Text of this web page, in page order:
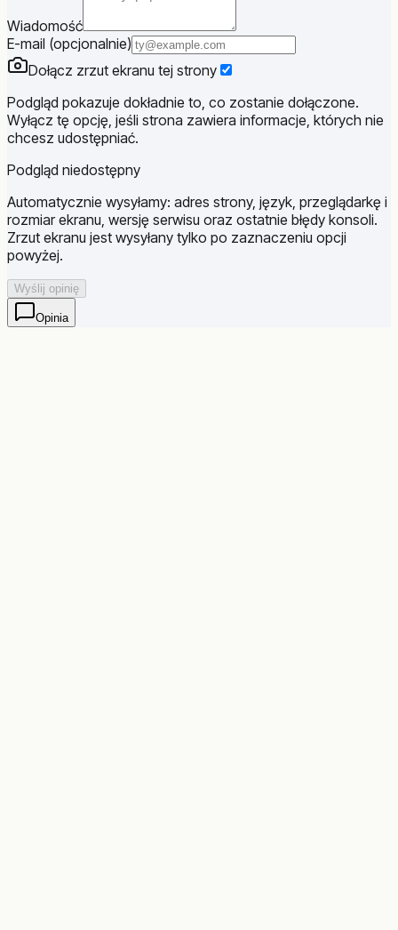
Wiadomość
E-mail (opcjonalnie)
Dołącz zrzut ekranu tej strony
Podgląd pokazuje dokładnie to, co zostanie dołączone.
Wyłącz tę opcję, jeśli strona zawiera informacje, których nie
chcesz udostępniać.
Podgląd niedostępny
Automatycznie wysyłamy: adres strony, język, przeglądarkę i
rozmiar ekranu, wersję serwisu oraz ostatnie błędy konsoli.
Zrzut ekranu jest wysyłany tylko po zaznaczeniu opcji
powyżej.
Wyślij opinię
Opinia